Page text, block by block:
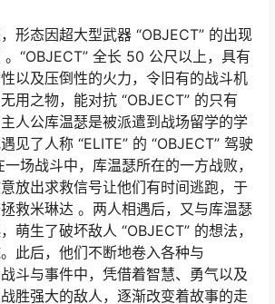
形态因超大型武器 “OBJECT” 的出现
“OBJECT” 全长 50 公尺以上，具有
以及压倒性的火力，令旧有的战斗机
用之物，能对抗 “OBJECT” 的只有
人公库温瑟是被派遣到战场留学的学
见了人称 “ELITE” 的 “OBJECT” 驾驶
场战斗中，库温瑟所在的一方战败，
放出求救信号让他们有时间逃跑，于
救米琳达 。两人相遇后，又与库温瑟
萌生了破坏敌人 “OBJECT” 的想法，
此后，他们不断地卷入各种与
斗与事件中，凭借着智慧、勇气以及
胜强大的敌人，逐渐改变着故事的走